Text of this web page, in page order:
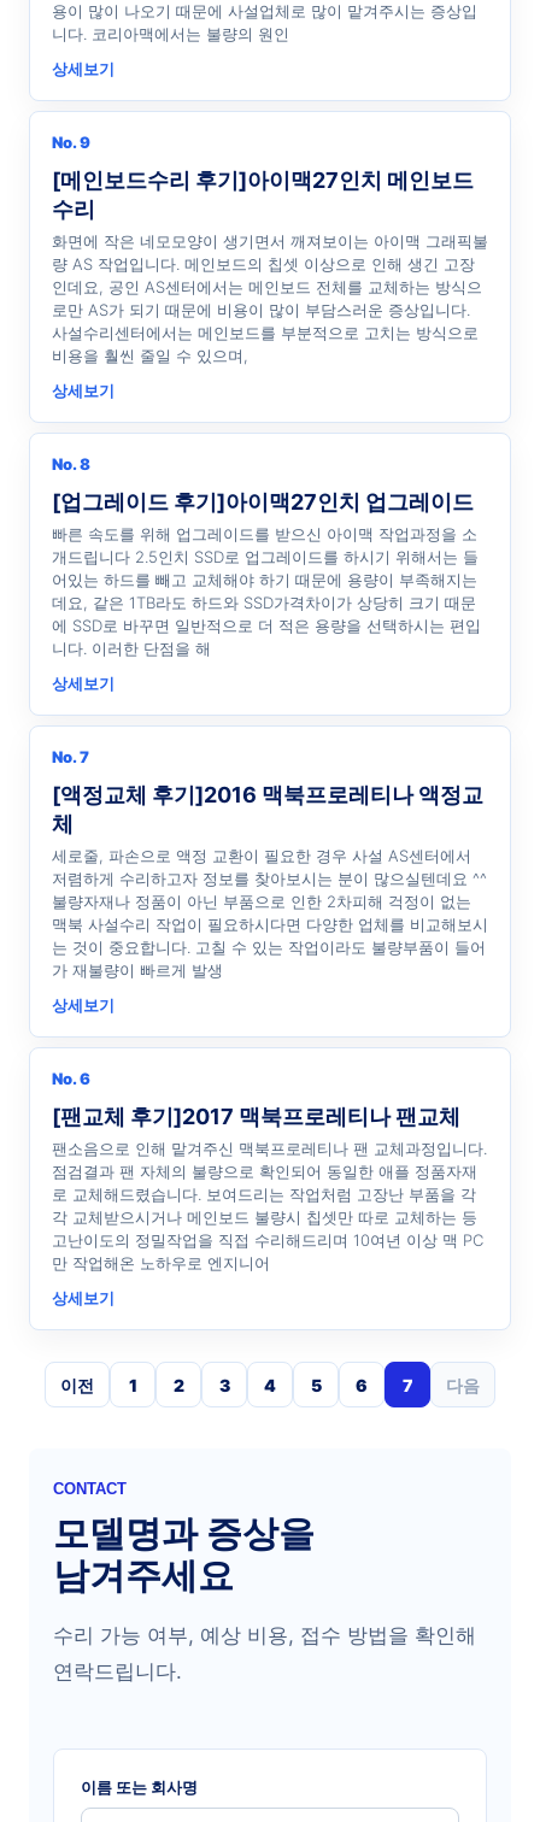
용이 많이 나오기 때문에 사설업체로 많이 맡겨주시는 증상입
니다. 코리아맥에서는 불량의 원인
상세보기
No. 9
[메인보드수리 후기]아이맥27인치 메인보드
수리
화면에 작은 네모모양이 생기면서 깨져보이는 아이맥 그래픽불
량 AS 작업입니다. 메인보드의 칩셋 이상으로 인해 생긴 고장
인데요, 공인 AS센터에서는 메인보드 전체를 교체하는 방식으
로만 AS가 되기 때문에 비용이 많이 부담스러운 증상입니다.
사설수리센터에서는 메인보드를 부분적으로 고치는 방식으로
비용을 훨씬 줄일 수 있으며,
상세보기
No. 8
[업그레이드 후기]아이맥27인치 업그레이드
빠른 속도를 위해 업그레이드를 받으신 아이맥 작업과정을 소
개드립니다 2.5인치 SSD로 업그레이드를 하시기 위해서는 들
어있는 하드를 빼고 교체해야 하기 때문에 용량이 부족해지는
데요, 같은 1TB라도 하드와 SSD가격차이가 상당히 크기 때문
에 SSD로 바꾸면 일반적으로 더 적은 용량을 선택하시는 편입
니다. 이러한 단점을 해
상세보기
No. 7
[액정교체 후기]2016 맥북프로레티나 액정교
체
세로줄, 파손으로 액정 교환이 필요한 경우 사설 AS센터에서
저렴하게 수리하고자 정보를 찾아보시는 분이 많으실텐데요 ^^
불량자재나 정품이 아닌 부품으로 인한 2차피해 걱정이 없는
맥북 사설수리 작업이 필요하시다면 다양한 업체를 비교해보시
는 것이 중요합니다. 고칠 수 있는 작업이라도 불량부품이 들어
가 재불량이 빠르게 발생
상세보기
No. 6
[팬교체 후기]2017 맥북프로레티나 팬교체
팬소음으로 인해 맡겨주신 맥북프로레티나 팬 교체과정입니다.
점검결과 팬 자체의 불량으로 확인되어 동일한 애플 정품자재
로 교체해드렸습니다. 보여드리는 작업처럼 고장난 부품을 각
각 교체받으시거나 메인보드 불량시 칩셋만 따로 교체하는 등
고난이도의 정밀작업을 직접 수리해드리며 10여년 이상 맥 PC
만 작업해온 노하우로 엔지니어
상세보기
이전 1 2 3 4 5 6 7 다음
CONTACT
모델명과 증상을
남겨주세요
수리 가능 여부, 예상 비용, 접수 방법을 확인해
연락드립니다.
이름 또는 회사명